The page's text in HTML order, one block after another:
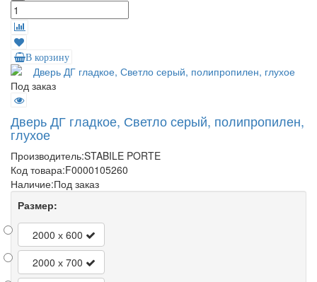
В корзину
Под заказ
Дверь ДГ гладкое, Светло серый, полипропилен,
глухое
Производитель:STABILE PORTE
Код товара:F0000105260
Наличие:Под заказ
Размер:
2000 х 600
2000 х 700